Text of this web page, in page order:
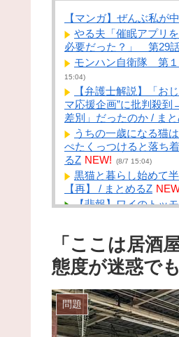
【マンガ】ぜんぶ私が
やる夫「催眠アプリ
必要だった？」 第29
モンハン自衛隊 第
15:04)
【弁護士解説】「お
マ応援企画”に批判殺
差別」だったのか / ま
うちの一歳になる猫
ぺたくっつけると落ち
るZ NEW! (8/7 15:04)
黒猫と暮らし始めて
【再】 / まとめるZ
【悲報】ワイのトッ
【動画】公園の水飲
危うく乳が見えてしま
ナ！
NEW! (8/7 15:01)
【悲報】仙台育英の
けでなぜかウインクし
とめサイトアンテナ！
「エアコンから変な
ｬｯ → ヤバすぎる物が飛
「ここは居
態度が迷惑で
問題